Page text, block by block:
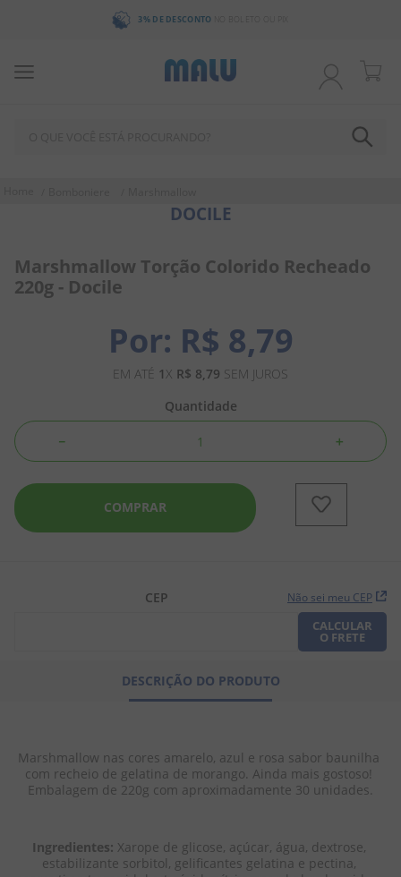
3% DE DESCONTO
DOCILE
Marshmallow Torção Colorido Recheado
220g - Docile
R$ 8,79
EM ATÉ 1X R$ 8,79 SEM JUROS
Quantidade
＋
－
COMPRAR
CEP Não sei meu CEP
CALCULAR
O FRETE
DESCRIÇÃO DO PRODUTO
Marshmallow nas cores amarelo, azul e rosa sabor baunilha
com recheio de gelatina de morango. Ainda mais gostoso!
Embalagem de 220g com aproximadamente 30 unidades.
Ingredientes: Xarope de glicose, açúcar, água, dextrose,
estabilizante sorbitol, gelificantes gelatina e pectina,
1º
3º
pirulito
5º
amendoim
6º
salgadinho
7 º
9º
doce leite
pipoca